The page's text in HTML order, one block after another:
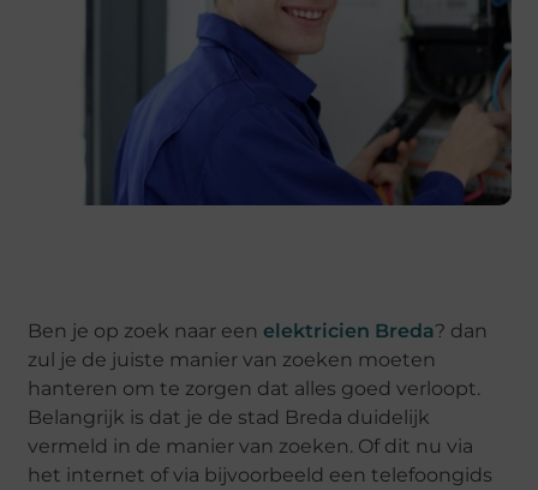
Ben je op zoek naar eenelektricien Breda? dan
zul je de juiste manier van zoeken moeten
hanteren om te zorgen dat alles goed verloopt.
Belangrijk is dat je de stad Breda duidelijk
vermeld in de manier van zoeken. Of dit nu via
het internet of via bijvoorbeeld een telefoongids